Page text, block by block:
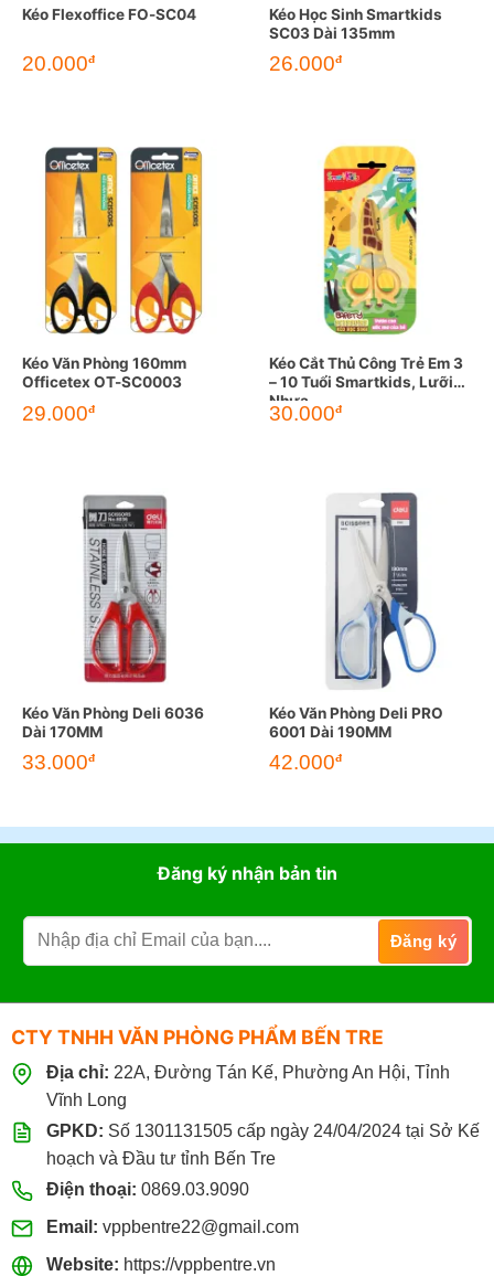
Kéo Flexoffice FO-SC04
20.000đ
Kéo Học Sinh Smartkids
SC03 Dài 135mm
26.000đ
Kéo Văn Phòng 160mm
Officetex OT-SC0003
29.000đ
Kéo Cắt Thủ Công Trẻ Em 3
– 10 Tuổi Smartkids, Lưỡi
Nhựa
30.000đ
Kéo Văn Phòng Deli 6036
Dài 170MM
33.000đ
Kéo Văn Phòng Deli PRO
6001 Dài 190MM
42.000đ
Đăng ký nhận bản tin
CTY TNHH VĂN PHÒNG PHẨM BẾN TRE
Địa chỉ: 22A, Đường Tán Kế, Phường An Hội, Tỉnh
Vĩnh Long
GPKD: Số 1301131505 cấp ngày 24/04/2024 tại Sở Kế
hoạch và Đầu tư tỉnh Bến Tre
Điện thoại: 0869.03.9090
Email: vppbentre22@gmail.com
Website: https://vppbentre.vn